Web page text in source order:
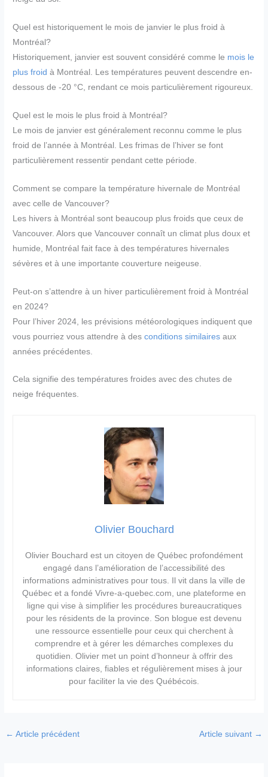
Quel est historiquement le mois de janvier le plus froid à
Montréal?
Historiquement, janvier est souvent considéré comme le mois le
plus froid à Montréal. Les températures peuvent descendre en-
dessous de -20 °C, rendant ce mois particulièrement rigoureux.
Quel est le mois le plus froid à Montréal?
Le mois de janvier est généralement reconnu comme le plus
froid de l’année à Montréal. Les frimas de l’hiver se font
particulièrement ressentir pendant cette période.
Comment se compare la température hivernale de Montréal
avec celle de Vancouver?
Les hivers à Montréal sont beaucoup plus froids que ceux de
Vancouver. Alors que Vancouver connaît un climat plus doux et
humide, Montréal fait face à des températures hivernales
sévères et à une importante couverture neigeuse.
Peut-on s’attendre à un hiver particulièrement froid à Montréal
en 2024?
Pour l’hiver 2024, les prévisions météorologiques indiquent que
vous pourriez vous attendre à desconditions similaires aux
années précédentes.
Cela signifie des températures froides avec des chutes de
neige fréquentes.
Olivier Bouchard
Olivier Bouchard est un citoyen de Québec profondément
engagé dans l’amélioration de l’accessibilité des
informations administratives pour tous. Il vit dans la ville de
Québec et a fondé Vivre-a-quebec.com, une plateforme en
ligne qui vise à simplifier les procédures bureaucratiques
pour les résidents de la province. Son blogue est devenu
une ressource essentielle pour ceux qui cherchent à
comprendre et à gérer les démarches complexes du
quotidien. Olivier met un point d’honneur à offrir des
informations claires, fiables et régulièrement mises à jour
pour faciliter la vie des Québécois.
← Article précédent Article suivant →